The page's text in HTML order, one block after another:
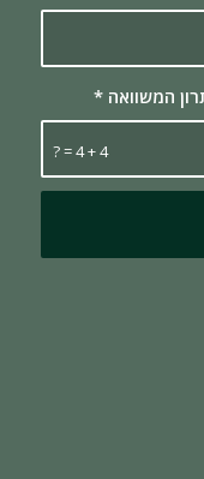
4 + 4 = ?
המשוואה *